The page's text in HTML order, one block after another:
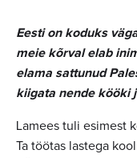
Eesti on koduks
meie kõrval elab
elama sattunud
kiigata nende kööki
Lamees tuli esimest
Ta töötas lastega